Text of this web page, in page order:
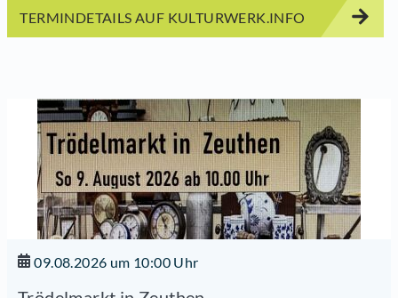
TERMINDETAILS AUF KULTURWERK.INFO
09.08.2026 um 10:00 Uhr